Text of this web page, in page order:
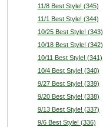
11/8 Best Style! (345)
11/1 Best Style! (344)
10/25 Best Style! (343)
10/18 Best Style! (342)
10/11 Best Style! (341)
10/4 Best Style! (340)
9/27 Best Style! (339)
9/20 Best Style! (338)
9/13 Best Style! (337)
9/6 Best Style! (336)